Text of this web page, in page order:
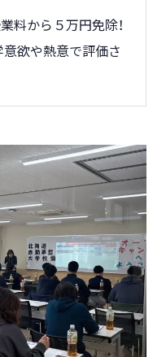
料から５万円免除！
意欲や熱意で評価さ